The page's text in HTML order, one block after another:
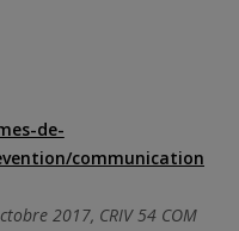
de-
communication
2017, CRIV 54 COM